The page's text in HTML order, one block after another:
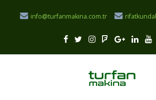
info@turfanmakina.com.tr